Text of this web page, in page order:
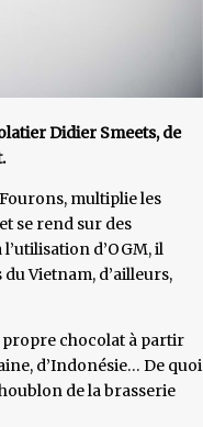
Didier Smeets, de
multiplie les
se rend sur des
d’OGM, il
Vietnam, d’ailleurs,
propre chocolat à partir
d’Indonésie… De quoi
de la brasserie